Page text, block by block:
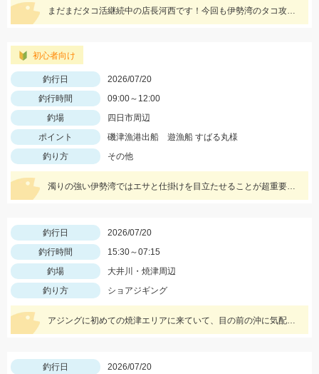
まだまだタコ活継続中の店長河西です！今回も伊勢湾のタコ攻略！サイズが大きくなってきたので釣り応え抜群！！
初心者向け
釣行日
2026/07/20
釣行時間
09:00～12:00
釣場
四日市周辺
ポイント
磯津漁港出船 遊漁船 すばる丸様
釣り方
その他
濁りの強い伊勢湾ではエサと仕掛けを目立たせることが超重要です。エサは目立つオレンジ「ゴールドイソメを」を。天秤に付けるオモリにはキラキラ光るTsulino「カスタムカラーシンカー」がベストです。
釣行日
2026/07/20
釣行時間
15:30～07:15
釣場
大井川・焼津周辺
釣り方
ショアジギング
アジングに初めての焼津エリアに来ていて、目の前の沖に気配を感じ、シーバスロッドにメタルジグを付けて投げたらゲットできました。
釣行日 2026/07/20